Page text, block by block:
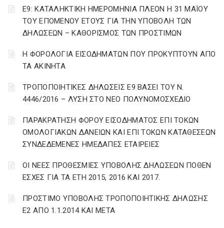
Ε9: ΚΑΤΑΛΗΚΤΙΚΗ ΗΜΕΡΟΜΗΝΙΑ ΠΛΕΟΝ Η 31 ΜΑΪΟΥ
ΤΟΥ ΕΠΟΜΕΝΟΥ ΕΤΟΥΣ ΓΙΑ ΤΗΝ ΥΠΟΒΟΛΗ ΤΩΝ
ΔΗΛΩΣΕΩΝ – ΚΑΘΟΡΙΣΜΟΣ ΤΩΝ ΠΡΟΣΤΙΜΩΝ
Η ΦΟΡΟΛΟΓΙΑ ΕΙΣΟΔΗΜΑΤΩΝ ΠΟΥ ΠΡΟΚΥΠΤΟΥΝ ΑΠΟ
ΤΑ ΑΚΙΝΗΤΑ
ΤΡΟΠΟΠΟΙΗΤΙΚΕΣ ΔΗΛΩΣΕΙΣ Ε9 ΒΑΣΕΙ ΤΟΥ Ν.
4446/2016 – ΛΥΣΗ ΣΤΟ ΝΕΟ ΠΟΛΥΝΟΜΟΣΧΕΔΙΟ
ΠΑΡΑΚΡΑΤΗΣΗ ΦΟΡΟΥ ΕΙΣΟΔΗΜΑΤΟΣ ΕΠΙ ΤΟΚΩΝ
ΟΜΟΛΟΓΙΑΚΩΝ ΔΑΝΕΙΩΝ ΚΑΙ ΕΠΙ ΤΟΚΩΝ ΚΑΤΑΘΕΣΕΩΝ
ΣΥΝΔΕΔΕΜΕΝΕΣ ΗΜΕΔΑΠΕΣ ΕΤΑΙΡΕΙΕΣ
ΟΙ ΝΕΕΣ ΠΡΟΘΕΣΜΙΕΣ ΥΠΟΒΟΛΗΣ ΔΗΛΩΣΕΩΝ ΠΟΘΕΝ
ΕΣΧΕΣ ΓΙΑ ΤΑ ΕΤΗ 2015, 2016 ΚΑΙ 2017.
ΠΡΟΣΤΙΜΟ ΥΠΟΒΟΛΗΣ ΤΡΟΠΟΠΟΙΗΤΙΚΗΣ ΔΗΛΩΣΗΣ
Ε2 ΑΠΟ 1.1.2014 ΚΑΙ ΜΕΤΑ